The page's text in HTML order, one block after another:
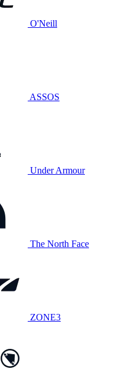
O'Neill
ASSOS
Under Armour
The North Face
ZONE3